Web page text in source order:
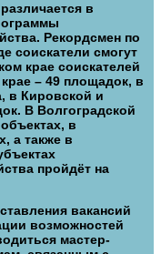
в
Рекордсмен по
соискатели смогут
крае соискателей
– 49 площадок, в
в Кировской и
В Волгоградской
в
а также в
пройдёт на
вакансий
возможностей
мастер-